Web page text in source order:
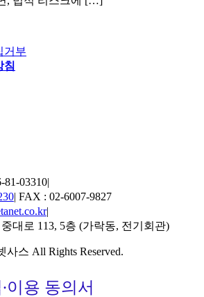
거부
침
03310|
| FAX : 02-6007-9827
|
대로 113, 5층 (가락동, 전기회관)
사스 All Rights Reserved.
이용 동의서